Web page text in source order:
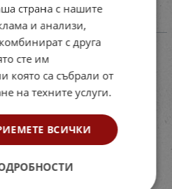
страна с нашите
и анализи,
с друга
сте им
която са събрали от
на техните услуги.
ВСИЧКИ